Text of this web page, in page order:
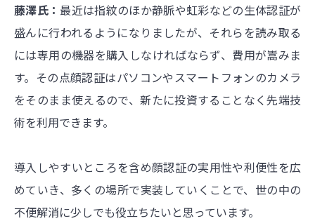
藤澤氏： 最近は指紋のほか静脈や虹彩などの生体認証が
盛んに行われるようになりましたが、それらを読み取る
には専用の機器を購入しなければならず、費用が嵩みま
す。その点顔認証はパソコンやスマートフォンのカメラ
をそのまま使えるので、新たに投資することなく先端技
術を利用できます。
導入しやすいところを含め顔認証の実用性や利便性を広
めていき、多くの場所で実装していくことで、世の中の
不便解消に少しでも役立ちたいと思っています。